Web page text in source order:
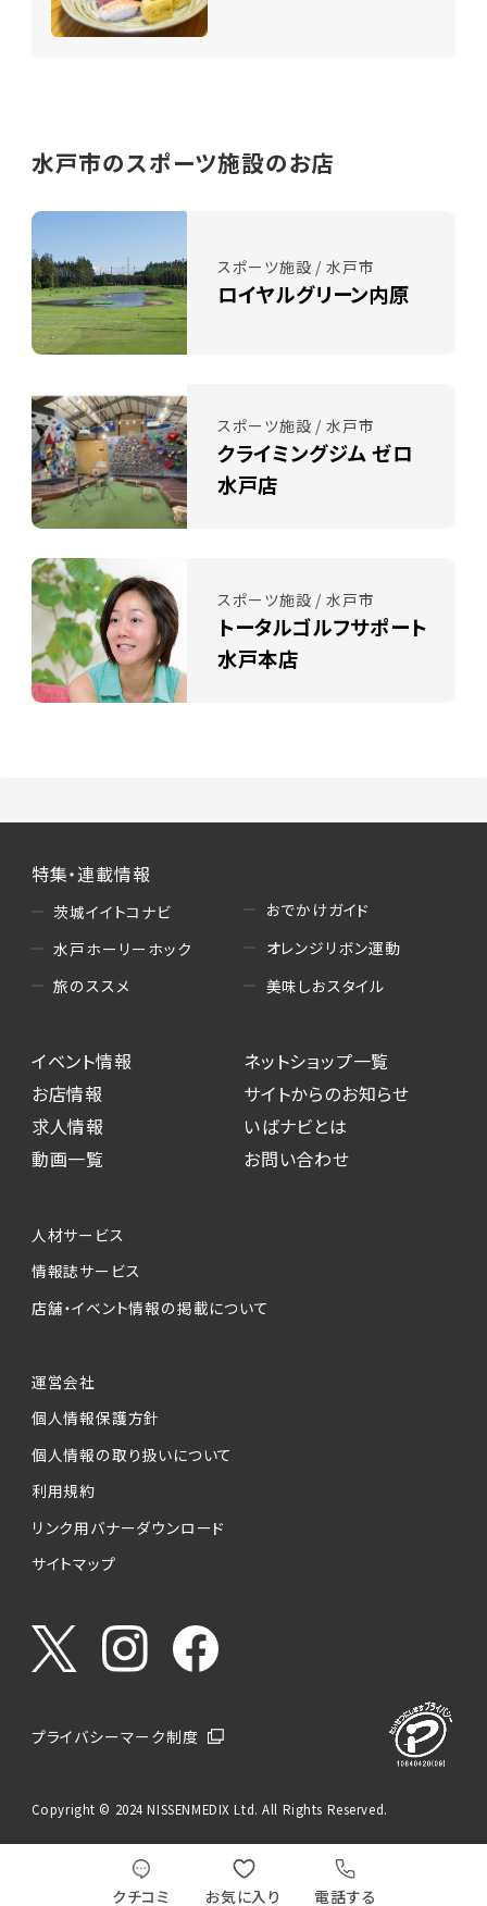
クチコミ お気に入り 電話する
水戸市のスポーツ施設のお店
スポーツ施設 / 水戸市
ロイヤルグリーン内原
スポーツ施設 / 水戸市
クライミングジム ゼロ
水戸店
スポーツ施設 / 水戸市
トータルゴルフサポート
水戸本店
特集・連載情報
茨城イイトコナビ
水戸ホーリーホック
旅のススメ
おでかけガイド
オレンジリボン運動
美味しおスタイル
イベント情報
お店情報
求人情報
動画一覧
ネットショップ一覧
サイトからのお知らせ
いばナビとは
お問い合わせ
人材サービス
情報誌サービス
店舗・イベント情報の掲載について
運営会社
個人情報保護方針
個人情報の取り扱いについて
利用規約
リンク用バナーダウンロード
サイトマップ
プライバシーマーク制度
Copyright © 2024 NISSENMEDIX Ltd. All Rights Reserved.